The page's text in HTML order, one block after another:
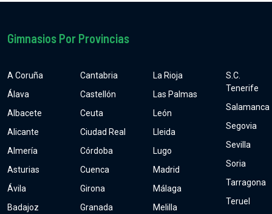
Gimnasios Por Provincias
A Coruña
Álava
Albacete
Alicante
Almería
Asturias
Ávila
Badajoz
Cantabria
Castellón
Ceuta
Ciudad Real
Córdoba
Cuenca
Girona
Granada
La Rioja
Las Palmas
León
Lleida
Lugo
Madrid
Málaga
Melilla
S.C.
Tenerife
Salamanca
Segovia
Sevilla
Soria
Tarragona
Teruel